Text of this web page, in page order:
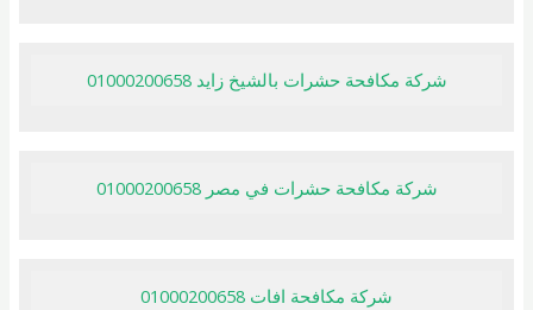
شركة مكافحة حشرات بالشيخ زايد 01000200658
شركة مكافحة حشرات في مصر 01000200658
شركة مكافحة افات 01000200658